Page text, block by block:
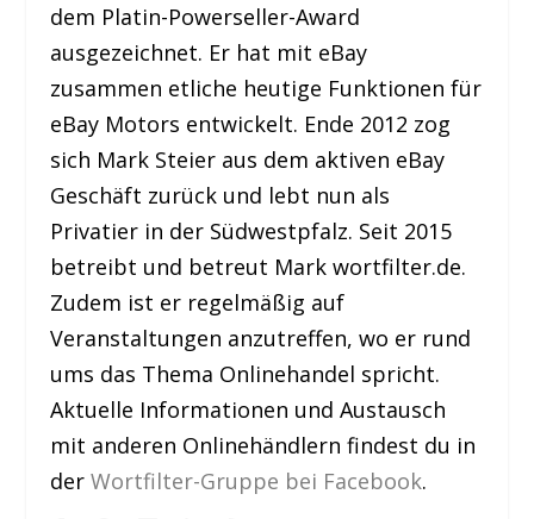
dem Platin-Powerseller-Award
ausgezeichnet. Er hat mit eBay
zusammen etliche heutige Funktionen für
eBay Motors entwickelt. Ende 2012 zog
sich Mark Steier aus dem aktiven eBay
Geschäft zurück und lebt nun als
Privatier in der Südwestpfalz. Seit 2015
betreibt und betreut Mark wortfilter.de.
Zudem ist er regelmäßig auf
Veranstaltungen anzutreffen, wo er rund
ums das Thema Onlinehandel spricht.
Aktuelle Informationen und Austausch
mit anderen Onlinehändlern findest du in
derWortfilter-Gruppe bei Facebook.